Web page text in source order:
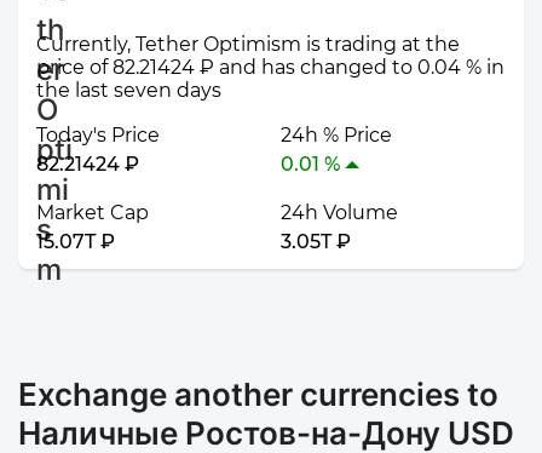
Currently, Tether Optimism is trading at the
price of 82.21424 ₽ and has changed to 0.04 % in
the last seven days
Today's Price
82.21424 ₽
24h % Price
0.01 %
Market Cap
15.07T ₽
24h Volume
3.05T ₽
Exchange another currencies to
Наличные Ростов-на-Дону USD